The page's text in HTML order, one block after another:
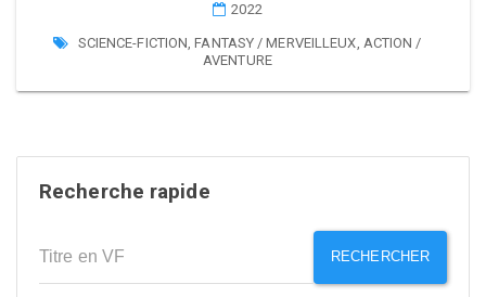
2022
SCIENCE-FICTION,FANTASY / MERVEILLEUX, ACTION /
AVENTURE
Recherche rapide
RECHERCHER